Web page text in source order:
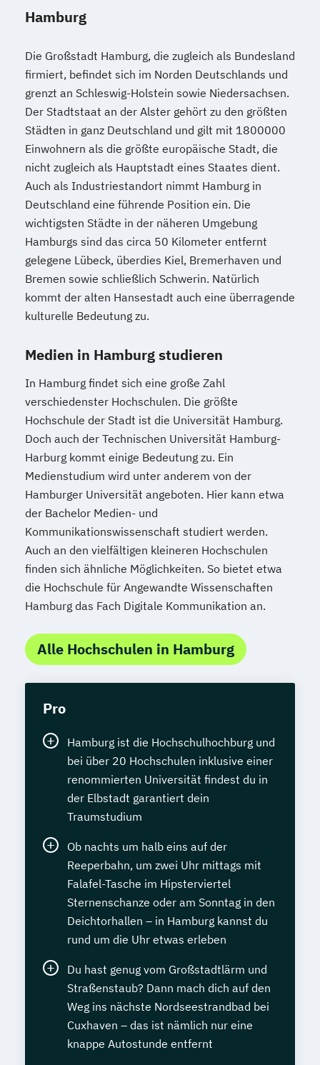
Hamburg
Die Großstadt Hamburg, die zugleich als Bundesland
firmiert, befindet sich im Norden Deutschlands und
grenzt an Schleswig-Holstein sowie Niedersachsen.
Der Stadtstaat an der Alster gehört zu den größten
Städten in ganz Deutschland und gilt mit 1800000
Einwohnern als die größte europäische Stadt, die
nicht zugleich als Hauptstadt eines Staates dient.
Auch als Industriestandort nimmt Hamburg in
Deutschland eine führende Position ein. Die
wichtigsten Städte in der näheren Umgebung
Hamburgs sind das circa 50 Kilometer entfernt
gelegene Lübeck, überdies Kiel, Bremerhaven und
Bremen sowie schließlich Schwerin. Natürlich
kommt der alten Hansestadt auch eine überragende
kulturelle Bedeutung zu.
Medien in Hamburg studieren
In Hamburg findet sich eine große Zahl
verschiedenster Hochschulen. Die größte
Hochschule der Stadt ist die Universität Hamburg.
Doch auch der Technischen Universität Hamburg-
Harburg kommt einige Bedeutung zu. Ein
Medienstudium wird unter anderem von der
Hamburger Universität angeboten. Hier kann etwa
der Bachelor Medien- und
Kommunikationswissenschaft studiert werden.
Auch an den vielfältigen kleineren Hochschulen
finden sich ähnliche Möglichkeiten. So bietet etwa
die Hochschule für Angewandte Wissenschaften
Hamburg das Fach Digitale Kommunikation an.
Alle Hochschulen in Hamburg
Pro
Hamburg ist die Hochschulhochburg und
bei über 20 Hochschulen inklusive einer
renommierten Universität findest du in
der Elbstadt garantiert dein
Traumstudium
Ob nachts um halb eins auf der
Reeperbahn, um zwei Uhr mittags mit
Falafel-Tasche im Hipsterviertel
Sternenschanze oder am Sonntag in den
Deichtorhallen – in Hamburg kannst du
rund um die Uhr etwas erleben
Du hast genug vom Großstadtlärm und
Straßenstaub? Dann mach dich auf den
Weg ins nächste Nordseestrandbad bei
Cuxhaven – das ist nämlich nur eine
knappe Autostunde entfernt